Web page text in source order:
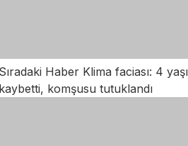
Haber Klima faciası: 4
komşusu tutuklandı